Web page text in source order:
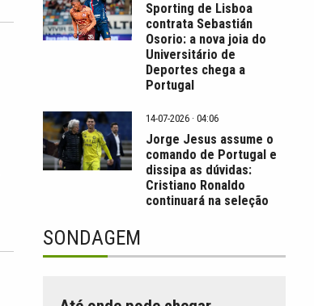
Sporting de Lisboa
contrata Sebastián
Osorio: a nova joia do
Universitário de
Deportes chega a
Portugal
14-07-2026 · 04:06
Jorge Jesus assume o
comando de Portugal e
dissipa as dúvidas:
Cristiano Ronaldo
continuará na seleção
SONDAGEM